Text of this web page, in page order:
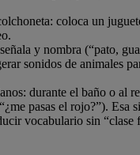
coloca un
y nombra (“pato,
sonidos de animales
durante el baño o al
pasas el rojo?”). Esa
vocabulario sin “clase